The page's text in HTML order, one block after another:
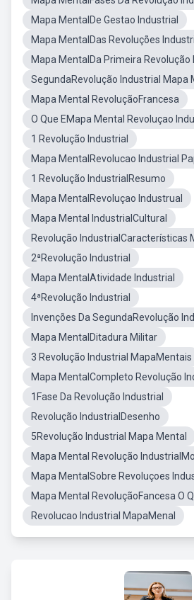
Mapa MentalDe Gestao Industrial
Mapa MentalDas Revoluções
Mapa MentalDa Primeira Revolução
SegundaRevolução Industrial Mapa
Mapa Mental RevoluçãoFrancesa
O Que EMapa Mental Revoluçao
1 Revolução Industrial
Mapa MentalRevolucao Industrial
1 Revolução IndustrialResumo
Mapa MentalRevoluçao Industrual
Mapa Mental IndustrialCultural
Revolução IndustrialCaracterísticas
2ªRevolução Industrial
Mapa MentalAtividade Industrial
4ªRevolução Industrial
Invenções Da SegundaRevolução
Mapa MentalDitadura Militar
3 Revolução Industrial MapaMentais
Mapa MentalCompleto Revolução
1Fase Da Revolução Industrial
Revolução IndustrialDesenho
5Revolução Industrial Mapa Mental
Mapa Mental Revolução
Mapa MentalSobre Revoluçoes
Mapa Mental RevoluçãoFancesa O
Revolucao Industrial MapaMenal